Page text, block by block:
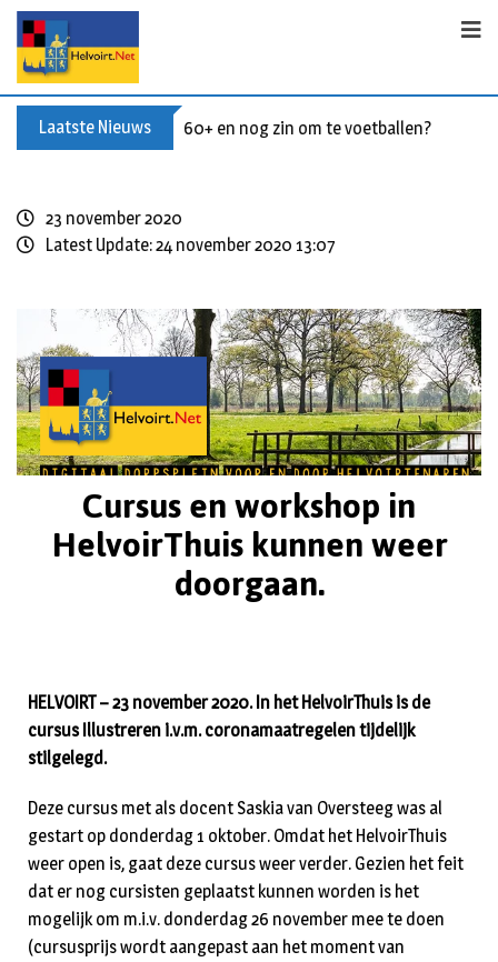
Laatste Nieuws 60+ en nog zin om te voetballen? Kom
23 november 2020
Latest Update: 24 november 2020 13:07
Cursus en workshop in
HelvoirThuis kunnen weer
doorgaan.
HELVOIRT – 23 november 2020. In het HelvoirThuis is de
cursus Illustreren i.v.m. coronamaatregelen tijdelijk
stilgelegd.
Deze cursus met als docent Saskia van Oversteeg was al
gestart op donderdag 1 oktober. Omdat het HelvoirThuis
weer open is, gaat deze cursus weer verder. Gezien het feit
dat er nog cursisten geplaatst kunnen worden is het
mogelijk om m.i.v. donderdag 26 november mee te doen
(cursusprijs wordt aangepast aan het moment van